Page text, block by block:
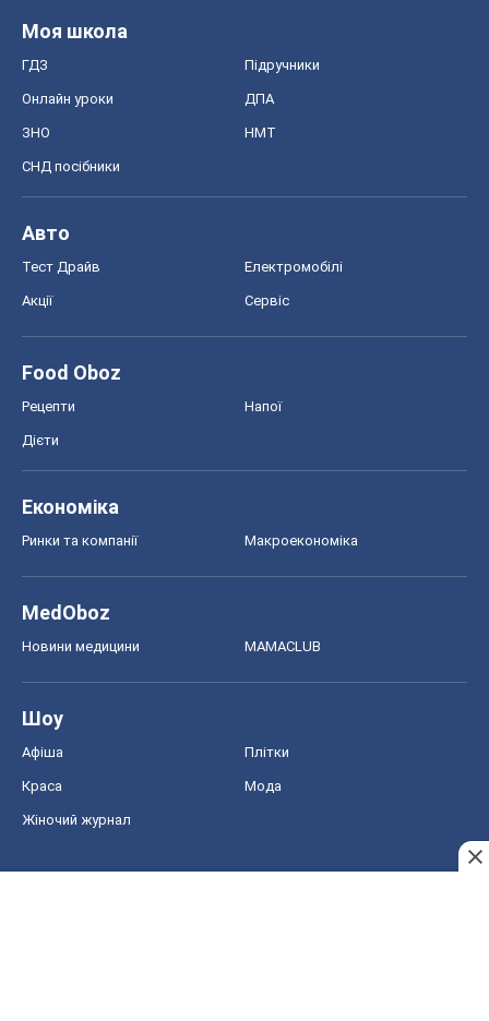
Моя школа
ГДЗ Підручники
Онлайн уроки ДПА
ЗНО НМТ
СНД посібники
Авто
Тест Драйв Електромобілі
Акції Сервіс
Food Oboz
Рецепти Напої
Дієти
Економіка
Ринки та компанії Макроекономіка
MedOboz
Новини медицини MAMACLUB
Шоу
Афіша Плітки
Краса Мода
Жіночий журнал